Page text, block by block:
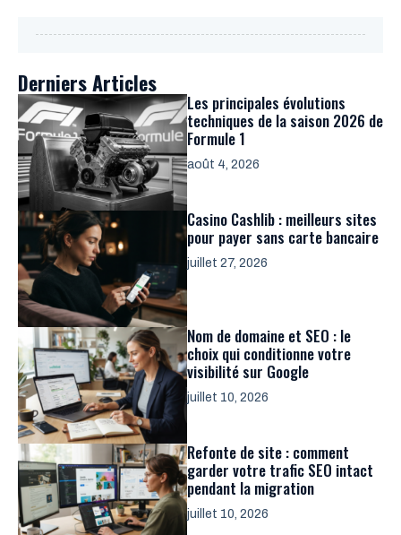
Derniers Articles
Les principales évolutions
techniques de la saison 2026 de
Formule 1
août 4, 2026
Casino Cashlib : meilleurs sites
pour payer sans carte bancaire
juillet 27, 2026
Nom de domaine et SEO : le
choix qui conditionne votre
visibilité sur Google
juillet 10, 2026
Refonte de site : comment
garder votre trafic SEO intact
pendant la migration
juillet 10, 2026